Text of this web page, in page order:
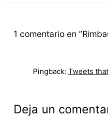
1 comentario en
Pingback: Tweets
Deja un